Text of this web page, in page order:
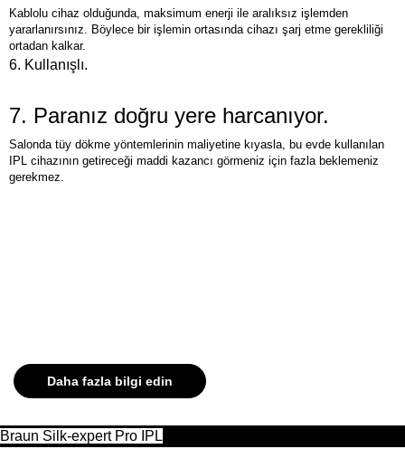
Kablolu cihaz olduğunda, maksimum enerji ile aralıksız işlemden
yararlanırsınız. Böylece bir işlemin ortasında cihazı şarj etme gerekliliği
ortadan kalkar.
6. Kullanışlı.
7. Paranız doğru yere harcanıyor.
Salonda tüy dökme yöntemlerinin maliyetine kıyasla, bu evde kullanılan
IPL cihazının getireceği maddi kazancı görmeniz için fazla beklemeniz
gerekmez.
Daha fazla bilgi edin
Braun Silk-expert Pro IPL